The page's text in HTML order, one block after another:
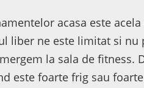
acasa este
liber ne este limitat si nu
la sala de fitness.
este foarte frig sau